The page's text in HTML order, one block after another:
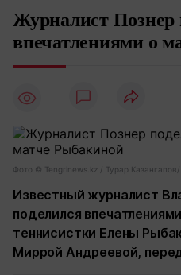
Журналист Познер
впечатлениями о
Фото ©️ Tengrinews.kz / Турар
Известный журналист
поделился
теннисистки Елены
Миррой Андреевой,